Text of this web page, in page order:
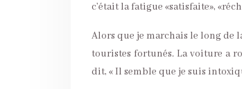
c’était la fatigue «satisfaite»,
Alors que je marchais le long de
touristes fortunés. La voiture a
dit, « Il semble que je suis